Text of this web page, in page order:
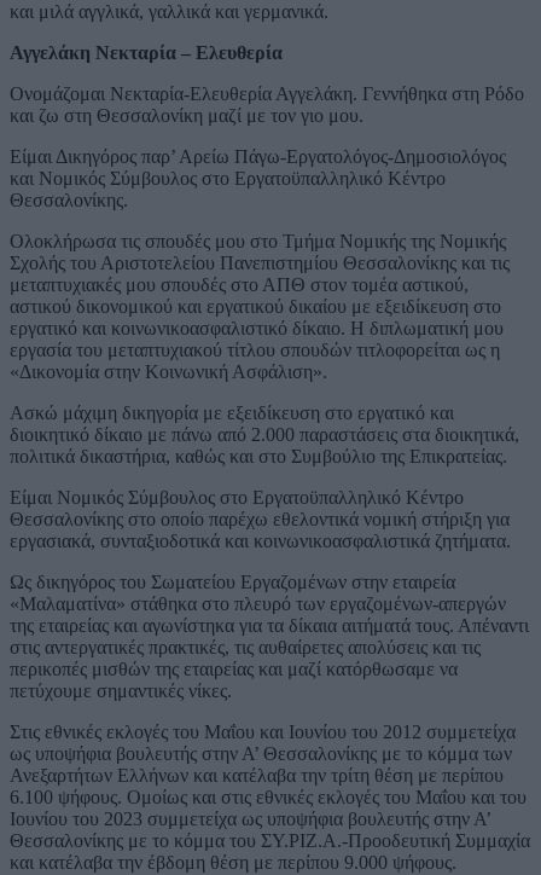
και μιλά αγγλικά, γαλλικά και γερμανικά.
Αγγελάκη Νεκταρία – Ελευθερία
Ονομάζομαι Νεκταρία-Ελευθερία Αγγελάκη. Γεννήθηκα στη Ρόδο
και ζω στη Θεσσαλονίκη μαζί με τον γιο μου.
Είμαι Δικηγόρος παρ’ Αρείω Πάγω-Εργατολόγος-Δημοσιολόγος
και Νομικός Σύμβουλος στο Εργατοϋπαλληλικό Κέντρο
Θεσσαλονίκης.
Ολοκλήρωσα τις σπουδές μου στο Τμήμα Νομικής της Νομικής
Σχολής του Αριστοτελείου Πανεπιστημίου Θεσσαλονίκης και τις
μεταπτυχιακές μου σπουδές στο ΑΠΘ στον τομέα αστικού,
αστικού δικονομικού και εργατικού δικαίου με εξειδίκευση στο
εργατικό και κοινωνικοασφαλιστικό δίκαιο. Η διπλωματική μου
εργασία του μεταπτυχιακού τίτλου σπουδών τιτλοφορείται ως η
«Δικονομία στην Κοινωνική Ασφάλιση».
Ασκώ μάχιμη δικηγορία με εξειδίκευση στο εργατικό και
διοικητικό δίκαιο με πάνω από 2.000 παραστάσεις στα διοικητικά,
πολιτικά δικαστήρια, καθώς και στο Συμβούλιο της Επικρατείας.
Είμαι Νομικός Σύμβουλος στο Εργατοϋπαλληλικό Κέντρο
Θεσσαλονίκης στο οποίο παρέχω εθελοντικά νομική στήριξη για
εργασιακά, συνταξιοδοτικά και κοινωνικοασφαλιστικά ζητήματα.
Ως δικηγόρος του Σωματείου Εργαζομένων στην εταιρεία
«Μαλαματίνα» στάθηκα στο πλευρό των εργαζομένων-απεργών
της εταιρείας και αγωνίστηκα για τα δίκαια αιτήματά τους. Απέναντι
στις αντεργατικές πρακτικές, τις αυθαίρετες απολύσεις και τις
περικοπές μισθών της εταιρείας και μαζί κατόρθωσαμε να
πετύχουμε σημαντικές νίκες.
Στις εθνικές εκλογές του Μαΐου και Ιουνίου του 2012 συμμετείχα
ως υποψήφια βουλευτής στην Α’ Θεσσαλονίκης με το κόμμα των
Ανεξαρτήτων Ελλήνων και κατέλαβα την τρίτη θέση με περίπου
6.100 ψήφους. Ομοίως και στις εθνικές εκλογές του Μαΐου και του
Ιουνίου του 2023 συμμετείχα ως υποψήφια βουλευτής στην Α’
Θεσσαλονίκης με το κόμμα του ΣΥ.ΡΙΖ.Α.-Προοδευτική Συμμαχία
και κατέλαβα την έβδομη θέση με περίπου 9.000 ψήφους.